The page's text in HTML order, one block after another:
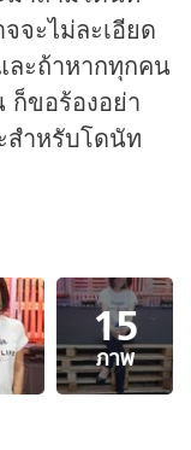
จะไม่ละเอียด
ละถ้าหากทุกคน
ก็ขอร้องอย่า
สำหรับโดนัท
15
ภาพ